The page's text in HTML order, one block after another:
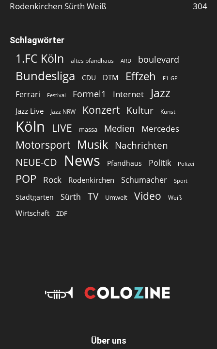
Rodenkirchen Sürth Weiß
304
Schlagwörter
1.FC Köln altes pfandhaus ARD boulevard
Bundesliga CDU DTM Effzeh F1-GP
Ferrari Festival Formel1 Internet Jazz
Jazz Live Jazz NRW Konzert Kultur Kunst
Köln LIVE massa Medien Mercedes
Motorsport Musik Nachrichten
NEUE-CD
News Pfandhaus Politik Polizei
POP Rock Rodenkirchen Schumacher Sport
Stadtgarten Sürth TV Umwelt Video Weiß
Wirtschaft ZDF
Über uns